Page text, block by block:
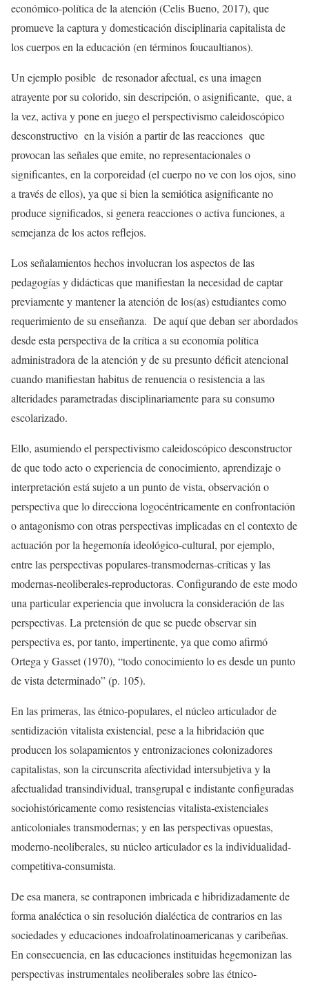
económico-política de la atención (Celis Bueno, 2017), que
promueve la captura y domesticación disciplinaria capitalista de
los cuerpos en la educación (en términos foucaultianos).
Un ejemplo posible de resonador afectual, es una imagen
atrayente por su colorido, sin descripción, o asignificante, que, a
la vez, activa y pone en juego el perspectivismo caleidoscópico
desconstructivo en la visión a partir de las reacciones que
provocan las señales que emite, no representacionales o
significantes, en la corporeidad (el cuerpo no ve con los ojos, sino
a través de ellos), ya que si bien la semiótica asignificante no
produce significados, si genera reacciones o activa funciones, a
semejanza de los actos reflejos.
Los señalamientos hechos involucran los aspectos de las
pedagogías y didácticas que manifiestan la necesidad de captar
previamente y mantener la atención de los(as) estudiantes como
requerimiento de su enseñanza. De aquí que deban ser abordados
desde esta perspectiva de la crítica a su economía política
administradora de la atención y de su presunto déficit atencional
cuando manifiestan habitus de renuencia o resistencia a las
alteridades parametradas disciplinariamente para su consumo
escolarizado.
Ello, asumiendo el perspectivismo caleidoscópico desconstructor
de que todo acto o experiencia de conocimiento, aprendizaje o
interpretación está sujeto a un punto de vista, observación o
perspectiva que lo direcciona logocéntricamente en confrontación
o antagonismo con otras perspectivas implicadas en el contexto de
actuación por la hegemonía ideológico-cultural, por ejemplo,
entre las perspectivas populares-transmodernas-críticas y las
modernas-neoliberales-reproductoras. Configurando de este modo
una particular experiencia que involucra la consideración de las
perspectivas. La pretensión de que se puede observar sin
perspectiva es, por tanto, impertinente, ya que como afirmó
Ortega y Gasset (1970), “todo conocimiento lo es desde un punto
de vista determinado” (p. 105).
­En las primeras, las étnico-populares, el núcleo articulador de
sentidización vitalista existencial, pese a la hibridación que
producen los solapamientos y entronizaciones colonizadores
capitalistas, son la circunscrita afectividad intersubjetiva y la
afectualidad transindividual, transgrupal e indistante configuradas
sociohistóricamente como resistencias vitalista-existenciales
anticoloniales transmodernas; y en las perspectivas opuestas,
moderno-neoliberales, su núcleo articulador es la individualidad-
competitiva-consumista.
De esa manera, se contraponen imbricada e hibridizadamente de
forma analéctica o sin resolución dialéctica de contrarios en las
sociedades y educaciones indoafrolatinoamericanas y caribeñas.
En consecuencia, en las educaciones instituidas hegemonizan las
perspectivas instrumentales neoliberales sobre las étnico-